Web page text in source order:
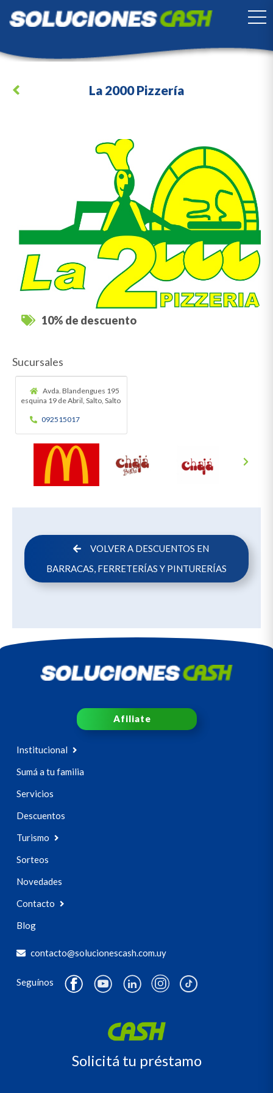
La 2000 Pizzería
10% de descuento
Sucursales
Avda. Blandengues 195
esquina 19 de Abril, Salto, Salto
092515017
VOLVER A DESCUENTOS EN
BARRACAS, FERRETERÍAS Y PINTURERÍAS
Afiliate
Institucional
Sumá a tu familia
Servicios
Descuentos
Turismo
Sorteos
Novedades
Contacto
Blog
contacto@solucionescash.com.uy
Seguínos
Solicitá tu préstamo